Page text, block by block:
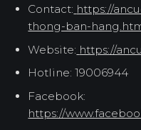
Contact: https://
thong-ban-
Website: https://
Hotline: 19006944
Facebook:
https://